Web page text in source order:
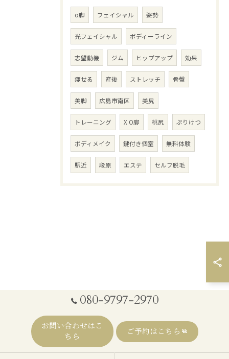
o脚 フェイシャル 姿勢
光フェイシャル ボディーライン
志望動機 ジム ヒップアップ 効果
痩せる 産後 ストレッチ 骨盤
美脚 広島市南区 美尻
トレーニング X O脚 桃尻 ぷりけつ
ボディメイク 鍵付き個室 無料体験
駅近 段原 エステ セルフ脱毛
080-9797-2970
お問い合わせはこ
ちら
ご予約はこちら